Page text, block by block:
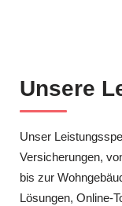
Unsere
Unser
Versicherungen,
bis zur
Lösungen, Online-